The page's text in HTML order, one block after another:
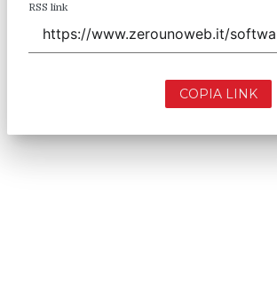
RSS link
COPIA LINK